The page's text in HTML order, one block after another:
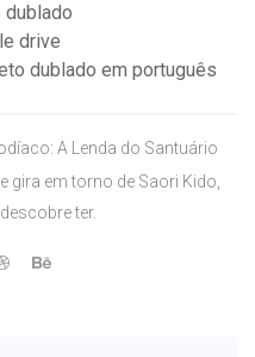
dublado
drive
dublado em português
A Lenda do Santuário
gira em torno de Saori Kido,
ter.